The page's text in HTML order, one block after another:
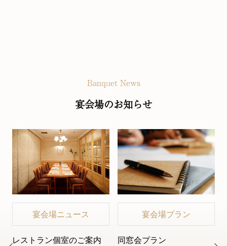
Banquet News
宴会場のお知らせ
のご案内
宴会場プラン
同窓会プラン
宴会場プラ
結納のご案内